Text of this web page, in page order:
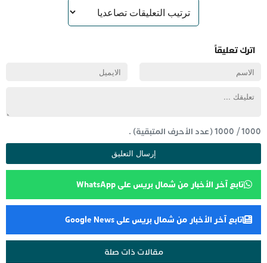
اترك تعليقاً
1000
/
1000(عدد الأحرف المتبقية) .
تابع آخر الأخبار من شمال بريس على WhatsApp
تابع آخر الأخبار من شمال بريس على Google News
مقالات ذات صلة